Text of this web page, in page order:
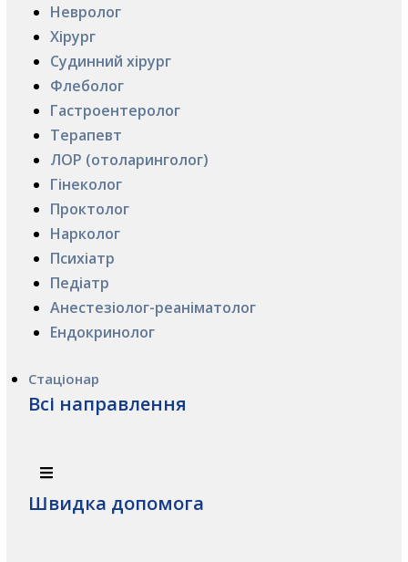
Невролог
Хірург
Судинний хірург
Флеболог
Гастроентеролог
Терапевт
ЛОР (отоларинголог)
Гінеколог
Проктолог
Нарколог
Психіатр
Педіатр
Анестезіолог-реаніматолог
Ендокринолог
Стаціонар
Всі направлення
Швидка допомога